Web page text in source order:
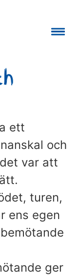
ett
och
var att
turen,
ens egen
ger